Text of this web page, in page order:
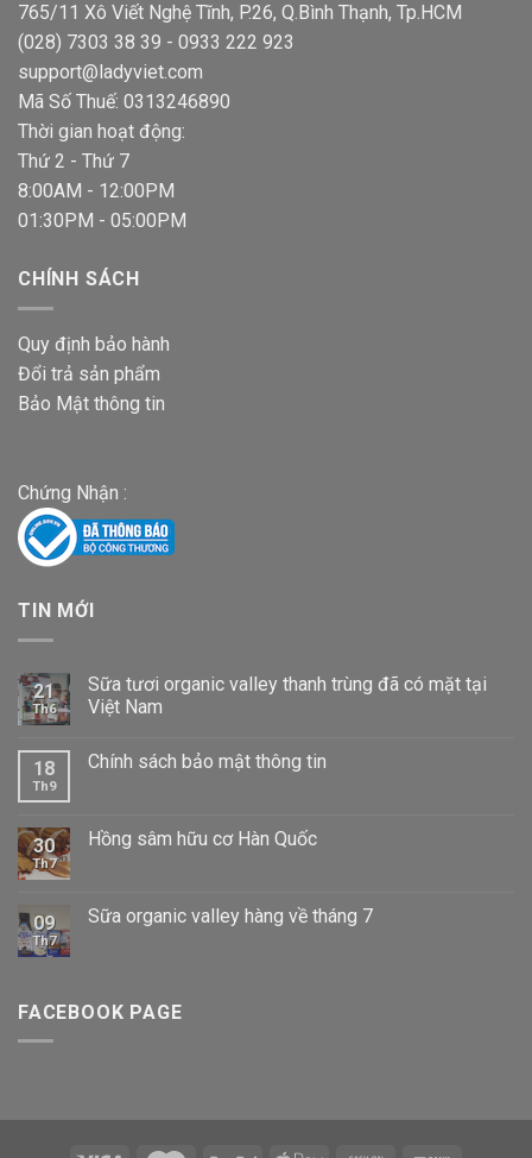
765/11 Xô Viết Nghệ Tĩnh, P.26, Q.Bình Thạnh, Tp.HCM
(028) 7303 38 39 - 0933 222 923
support@ladyviet.com
Mã Số Thuế: 0313246890
Thời gian hoạt động:
Thứ 2 - Thứ 7
8:00AM - 12:00PM
01:30PM - 05:00PM
CHÍNH SÁCH
Quy định bảo hành
Đổi trả sản phẩm
Bảo Mật thông tin
Chứng Nhận :
TIN MỚI
21
Th6
Sữa tươi organic valley thanh trùng đã có mặt tại
Việt Nam
18
Th9
Chính sách bảo mật thông tin
30
Th7
Hồng sâm hữu cơ Hàn Quốc
09
Th7
Sữa organic valley hàng về tháng 7
FACEBOOK PAGE